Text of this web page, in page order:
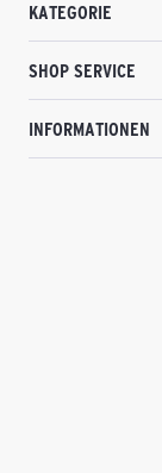
KATEGORIE
SHOP SERVICE
INFORMATIONEN